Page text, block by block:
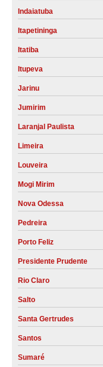
Indaiatuba
Itapetininga
Itatiba
Itupeva
Jarinu
Jumirim
Laranjal Paulista
Limeira
Louveira
Mogi Mirim
Nova Odessa
Pedreira
Porto Feliz
Presidente Prudente
Rio Claro
Salto
Santa Gertrudes
Santos
Sumaré